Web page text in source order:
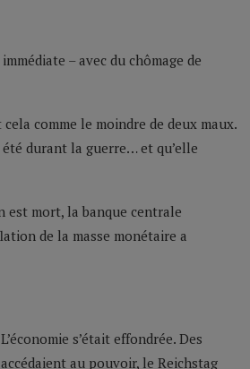
– avec du chômage de
comme le moindre de deux maux.
durant la guerre… et qu’elle
est mort, la banque centrale
de la masse monétaire a
s’était effondrée. Des
au pouvoir, le Reichstag